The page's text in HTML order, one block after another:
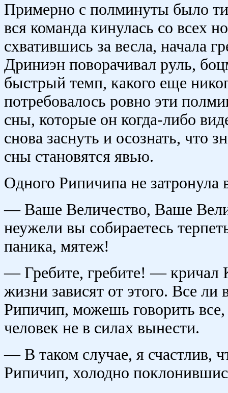
Примерно с полминуты было
вся команда кинулась со всех
схватившись за весла, начала
Дриниэн поворачивал руль,
быстрый темп, какого еще
потребовалось ровно эти
сны, которые он когда-либо
снова заснуть и осознать, что
сны становятся явью.
Одного Рипичипа не затронула
— Ваше Величество, Ваше
неужели вы собираетесь
паника, мятеж!
— Гребите, гребите! — кричал
жизни зависят от этого. Все
Рипичип, можешь говорить
человек не в силах вынести.
— В таком случае, я счастлив,
Рипичип, холодно